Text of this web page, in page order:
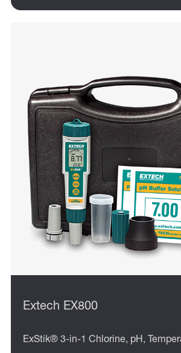
Extech EX800
ExStik® 3-in-1 Chlorine, pH,